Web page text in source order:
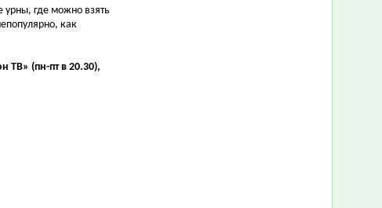
урны, где можно взять
как
ТВ» (пн-пт в 20.30),